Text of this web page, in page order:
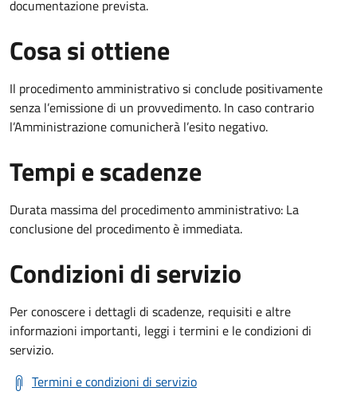
documentazione prevista.
Cosa si ottiene
Il procedimento amministrativo si conclude positivamente
senza l’emissione di un provvedimento. In caso contrario
l’Amministrazione comunicherà l’esito negativo.
Tempi e scadenze
Durata massima del procedimento amministrativo: La
conclusione del procedimento è immediata.
Condizioni di servizio
Per conoscere i dettagli di scadenze, requisiti e altre
informazioni importanti, leggi i termini e le condizioni di
servizio.
Termini e condizioni di servizio